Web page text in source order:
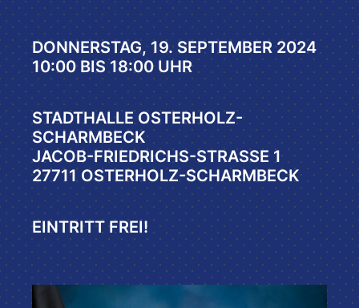
DONNERSTAG, 19. SEPTEMBER 2024
10:00 BIS 18:00 UHR
STADTHALLE OSTERHOLZ-
SCHARMBECK
JACOB-FRIEDRICHS-STRASSE 1
27711 OSTERHOLZ-SCHARMBECK
EINTRITT FREI!